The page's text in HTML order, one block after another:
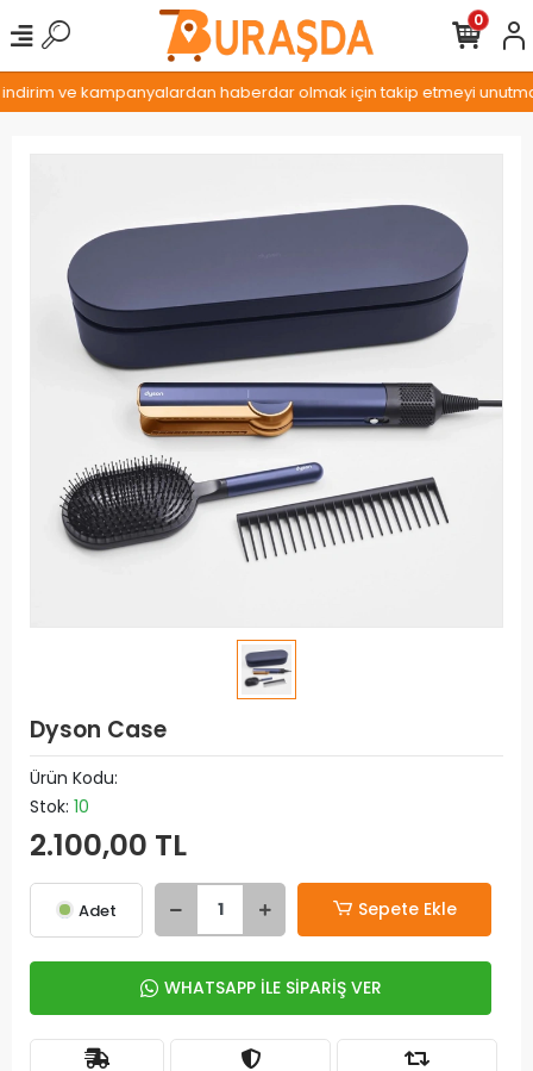
ve kampanyalardan haberdar olmak için takip etmeyi
0
Dyson Case
Ürün Kodu:
Stok: 10
2.100,00 TL
Adet Sepete Ekle
WHATSAPP İLE SİPARİŞ VER